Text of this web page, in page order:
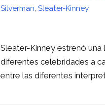
Silverman,Sleater-Kinney
Sleater-Kinney estrenó
diferentes celebridades a
entre las diferentes